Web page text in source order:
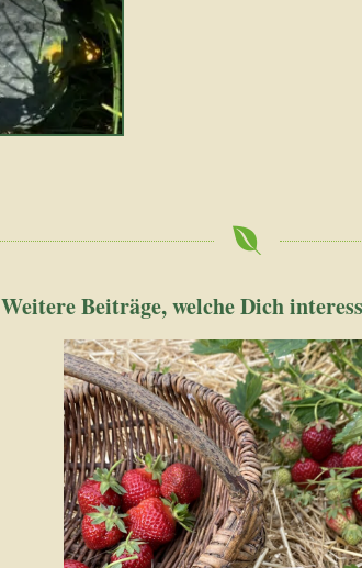
Weitere Beiträge, welche Dich